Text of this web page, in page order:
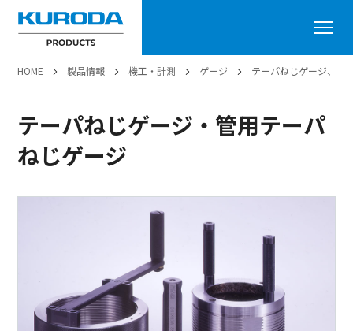
HOME 製品情報 機工・計測 ゲージ テーパねじゲージ、管
テーパねじゲージ・管用テーパ
ねじゲージ